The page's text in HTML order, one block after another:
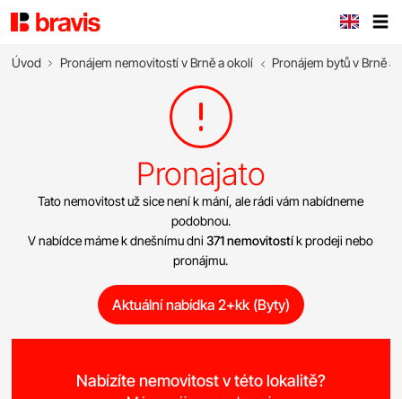
Úvod Pronájem nemovitostí v Brně a okolí Pronájem bytů v Brně a
Pronajato
Tato nemovitost už sice není k mání, ale rádi vám nabídneme
podobnou.
V nabídce máme k dnešnímu dni371 nemovitostík prodeji nebo
pronájmu.
Aktuální nabídka 2+kk (Byty)
Nabízíte nemovitost v této lokalitě?